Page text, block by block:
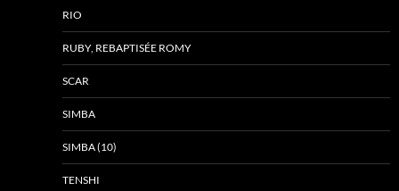
RIO
RUBY, REBAPTISÉE ROMY
SCAR
SIMBA
SIMBA (10)
TENSHI